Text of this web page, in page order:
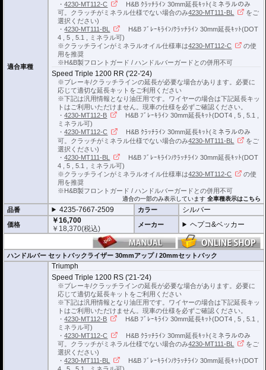
適合車種
・4230-MT112-C
H&B ｸﾗｯﾁﾗｲﾝ 30mm延長ｷｯﾄ(ミネラルのみ
可。クラッチがミネラル仕様でない場合のみ4230-MT111-BL
をご
選択ください)
・4230-MT111-BL
H&B ﾌﾞﾚｰｷﾗｲﾝ/ｸﾗｯﾁﾗｲﾝ 30mm延長ｷｯﾄ(DOT
4 , 5 , 5.1 , ミネラル可)
※クラッチラインがミネラルオイル仕様車は4230-MT112-C
の使
用を推奨
※H&B製フロントガード / ハンドルバーガードとの併用不可
Speed Triple 1200 RR ('22-'24)
※ブレーキ/クラッチラインの延長が必要な場合があります。必要に
応じて適切な延長キットをご利用ください
※下記は汎用情報となり油圧用です。ワイヤーの場合は下記延長キッ
トはご利用いただけません。現車の仕様を必ずご確認ください。
・4230-MT112-B
H&B ﾌﾞﾚｰｷﾗｲﾝ 30mm延長ｷｯﾄ(DOT4 , 5 , 5.1 ,
ミネラル可)
・4230-MT112-C
H&B ｸﾗｯﾁﾗｲﾝ 30mm延長ｷｯﾄ(ミネラルのみ
可。クラッチがミネラル仕様でない場合のみ4230-MT111-BL
をご
選択ください)
・4230-MT111-BL
H&B ﾌﾞﾚｰｷﾗｲﾝ/ｸﾗｯﾁﾗｲﾝ 30mm延長ｷｯﾄ(DOT
4 , 5 , 5.1 , ミネラル可)
※クラッチラインがミネラルオイル仕様車は4230-MT112-C
の使
用を推奨
※H&B製フロントガード / ハンドルバーガードとの併用不可
適合の一部のみ表示しています全車種表示はこちら
品番 4235-7667-2509 カラー シルバー
価格
￥16,700
￥ 18,370(税込) メーカー ヘプコ&ベッカー
ハンドルバー セットバックライザー 30mmアップ / 20mmセットバック
Triumph
Speed Triple 1200 RS ('21-'24)
※ブレーキ/クラッチラインの延長が必要な場合があります。必要に
応じて適切な延長キットをご利用ください
※下記は汎用情報となり油圧用です。ワイヤーの場合は下記延長キッ
トはご利用いただけません。現車の仕様を必ずご確認ください。
・4230-MT112-B
H&B ﾌﾞﾚｰｷﾗｲﾝ 30mm延長ｷｯﾄ(DOT4 , 5 , 5.1 ,
ミネラル可)
・4230-MT112-C
H&B ｸﾗｯﾁﾗｲﾝ 30mm延長ｷｯﾄ(ミネラルのみ
可。クラッチがミネラル仕様でない場合のみ4230-MT111-BL
をご
選択ください)
・4230-MT111-BL
H&B ﾌﾞﾚｰｷﾗｲﾝ/ｸﾗｯﾁﾗｲﾝ 30mm延長ｷｯﾄ(DOT